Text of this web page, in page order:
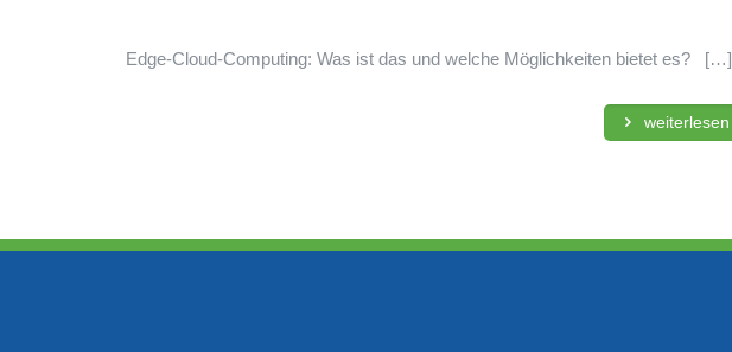
Edge-Cloud-Computing: Was ist das und welche Möglichkeiten bietet es? […]
weiterlesen